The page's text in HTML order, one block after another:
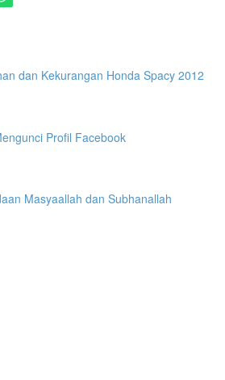
dan Kekurangan Honda Spacy 2012
Profil Facebook
Masyaallah dan Subhanallah